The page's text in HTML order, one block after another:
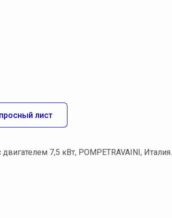
лист
7,5 кВт, POMPETRAVAINI, Италия.